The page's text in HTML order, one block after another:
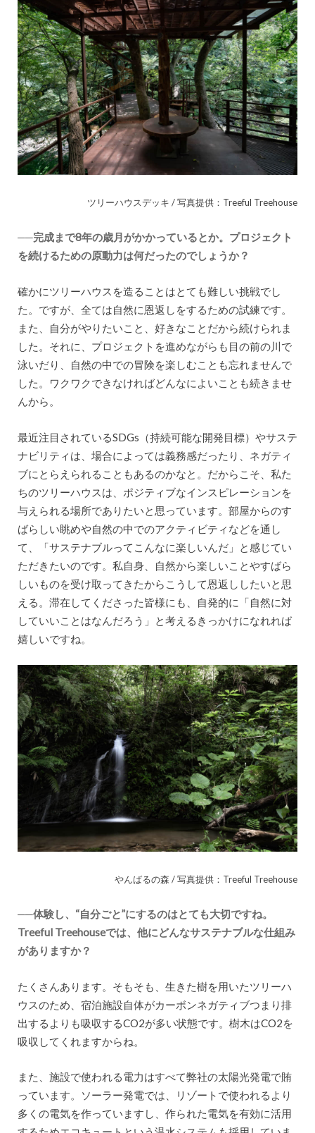
ツリーハウスデッキ / 写真提供：Treeful Treehouse
──完成まで8年の歳月がかかっているとか。プロジェクト
を続けるための原動力は何だったのでしょうか？
確かにツリーハウスを造ることはとても難しい挑戦でし
た。ですが、全ては自然に恩返しをするための試練です。
また、自分がやりたいこと、好きなことだから続けられま
した。それに、プロジェクトを進めながらも目の前の川で
泳いだり、自然の中での冒険を楽しむことも忘れませんで
した。ワクワクできなければどんなによいことも続きませ
んから。
最近注目されているSDGs（持続可能な開発目標）やサステ
ナビリティは、場合によっては義務感だったり、ネガティ
ブにとらえられることもあるのかなと。だからこそ、私た
ちのツリーハウスは、ポジティブなインスピレーションを
与えられる場所でありたいと思っています。部屋からのす
ばらしい眺めや自然の中でのアクティビティなどを通し
て、「サステナブルってこんなに楽しいんだ」と感じてい
ただきたいのです。私自身、自然から楽しいことやすばら
しいものを受け取ってきたからこうして恩返ししたいと思
える。滞在してくださった皆様にも、自発的に「自然に対
していいことはなんだろう」と考えるきっかけになれれば
嬉しいですね。
やんばるの森 / 写真提供：Treeful Treehouse
──体験し、“自分ごと”にするのはとても大切ですね。
Treeful Treehouseでは、他にどんなサステナブルな仕組み
がありますか？
たくさんあります。そもそも、生きた樹を用いたツリーハ
ウスのため、宿泊施設自体がカーボンネガティブつまり排
出するよりも吸収するCO2が多い状態です。樹木はCO2を
吸収してくれますからね。
また、施設で使われる電力はすべて弊社の太陽光発電で賄
っています。ソーラー発電では、リゾートで使われるより
多くの電気を作っていますし、作られた電気を有効に活用